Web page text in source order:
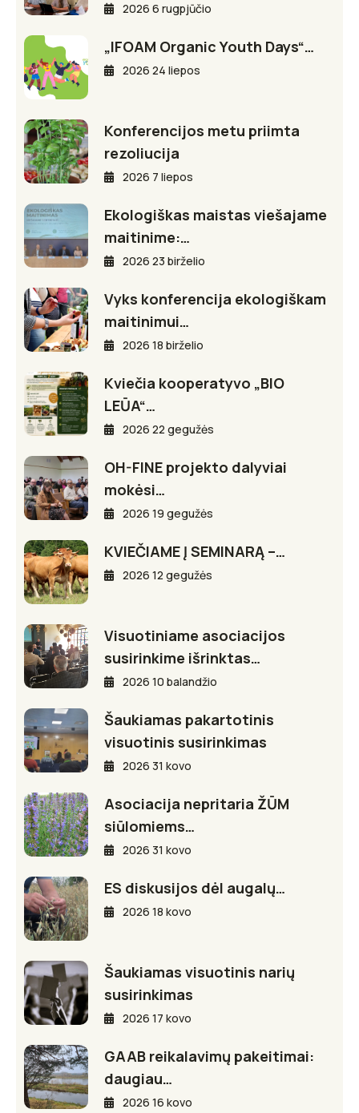
2026 6 rugpjūčio
„IFOAM Organic Youth Days“…
2026 24 liepos
Konferencijos metu priimta
rezoliucija
2026 7 liepos
Ekologiškas maistas viešajame
maitinime:…
2026 23 birželio
Vyks konferencija ekologiškam
maitinimui…
2026 18 birželio
Kviečia kooperatyvo „BIO
LEŪA“…
2026 22 gegužės
OH-FINE projekto dalyviai
mokėsi…
2026 19 gegužės
KVIEČIAME Į SEMINARĄ –…
2026 12 gegužės
Visuotiniame asociacijos
susirinkime išrinktas…
2026 10 balandžio
Šaukiamas pakartotinis
visuotinis susirinkimas
2026 31 kovo
Asociacija nepritaria ŽŪM
siūlomiems…
2026 31 kovo
ES diskusijos dėl augalų…
2026 18 kovo
Šaukiamas visuotinis narių
susirinkimas
2026 17 kovo
GAAB reikalavimų pakeitimai:
daugiau…
2026 16 kovo